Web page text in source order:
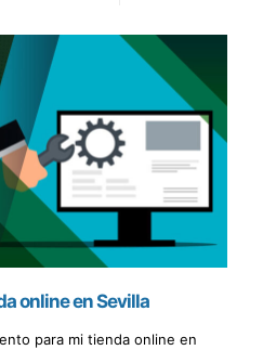
online en Sevilla
para mi tienda online en